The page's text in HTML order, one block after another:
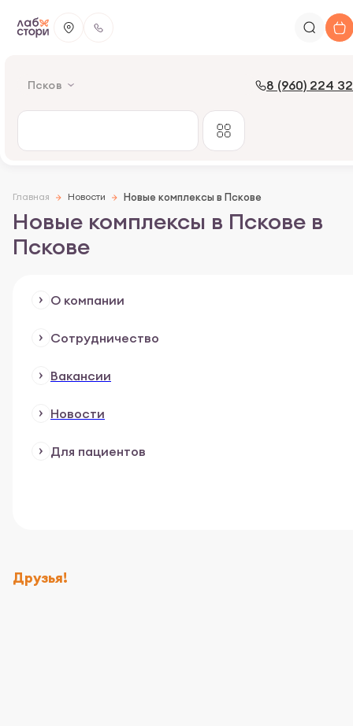
Псков 8 (960) 224
Главная Новости Новые комплексы в Пскове
Новые комплексы в Пскове в
Пскове
О компании
Сотрудничество
Вакансии
Новости
Для пациентов
Друзья!